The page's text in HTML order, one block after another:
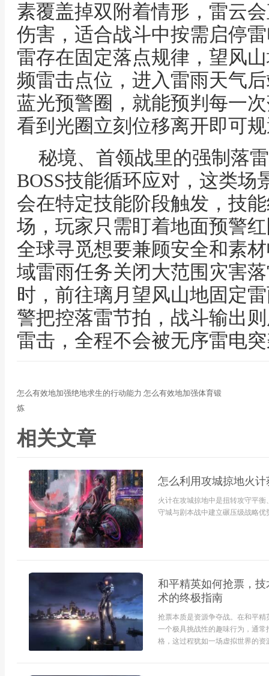
素覆盖掉双附着情形，雷云
伤害，适合战斗中按需启停
雷存在固定落点规律，望风
频雷击点位，进入雷雨天气
蓝光预警圈，就能预判每一
看到光圈立刻位移离开即可
秘境、首领战里的强制落
BOSS技能循环应对，这类场
会在特定技能阶段触发，技
场，玩家只需盯着地面预警
全球寻觅想要兼顾安全和素
域雷雨任务关闭大范围灾害
时，前往璃月望风山地固定
警把控落雷节拍，战斗输出
雷击，全程不会被无序雷电
怎么有效地加强绝地求生的行动能力 怎么有效地加强体育锻
炼
相关文章
怎么利用攻城掠地火
火计在攻城掠地中是扭转攻守平
守城与剧本战中建立碾压级战略
和平精英如何抢票，
术的终极指南
抢票本质是资源争夺战。在和平
一个极具挑战性的趣味行为，通
格，这过程犹如一场虚拟世界的